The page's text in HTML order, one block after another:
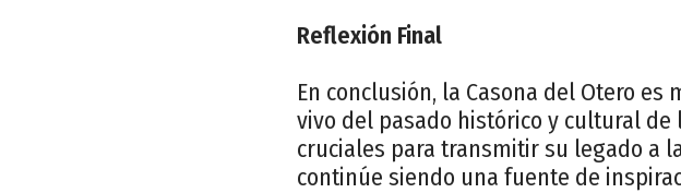
Reflexión Final
En conclusión, la Casona del Otero
vivo del pasado histórico y cultural de
cruciales para transmitir su legado a
continúe siendo una fuente de